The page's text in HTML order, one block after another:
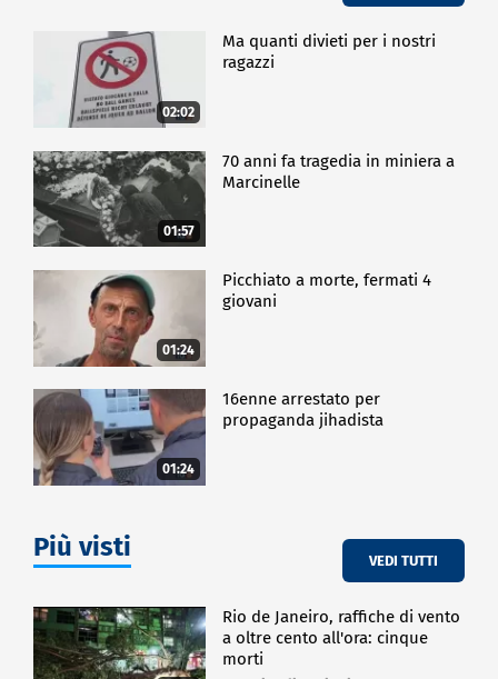
02:02
Ma quanti divieti per i nostri
ragazzi
01:57
70 anni fa tragedia in miniera a
Marcinelle
01:24
Picchiato a morte, fermati 4
giovani
01:24
16enne arrestato per
propaganda jihadista
Più visti VEDI TUTTI
Rio de Janeiro, raffiche di vento
a oltre cento all'ora: cinque
morti